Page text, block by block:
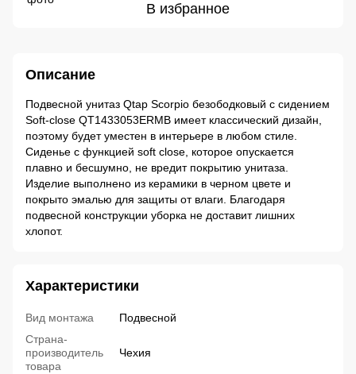
В избранное
Описание
Подвесной унитаз Qtap Scorpio безободковый с сидением
Soft-close QT1433053ERMB имеет классический дизайн,
поэтому будет уместен в интерьере в любом стиле.
Сиденье с функцией soft close, которое опускается
плавно и бесшумно, не вредит покрытию унитаза.
Изделие выполнено из керамики в черном цвете и
покрыто эмалью для защиты от влаги. Благодаря
подвесной конструкции уборка не доставит лишних
хлопот.
Характеристики
Вид монтажа
Подвесной
Страна-
производитель
товара
Чехия